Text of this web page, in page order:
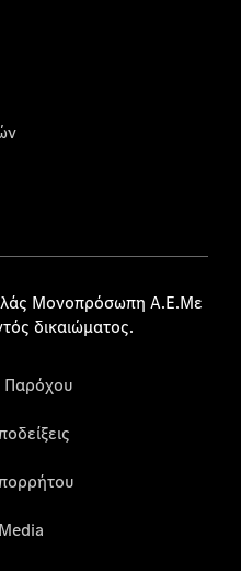
Μονοπρόσωπη Α.Ε.Με
δικαιώματος.
Παρόχου